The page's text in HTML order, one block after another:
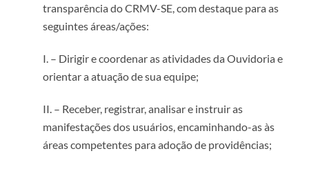
transparência do CRMV-SE, com destaque para as
seguintes áreas/ações:
I. – Dirigir e coordenar as atividades da Ouvidoria e
orientar a atuação de sua equipe;
II. – Receber, registrar, analisar e instruir as
manifestações dos usuários, encaminhando-as às
áreas competentes para adoção de providências;